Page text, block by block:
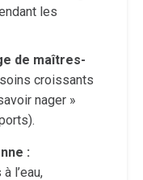
les
de maîtres-
croissants
nager »
:
l’eau,